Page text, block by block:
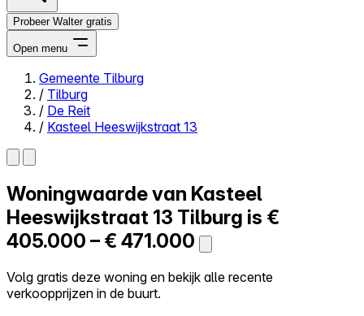
Probeer Walter gratis
Open menu
Close menu
Zelf kopen
Alles-in-één
Reviews
Prijzen
Log in
Probeer Walter gratis
Gemeente Tilburg
/ Tilburg
/ De Reit
/ Kasteel Heeswijkstraat 13
Woningwaarde van Kasteel
Heeswijkstraat 13 Tilburg is €
405.000 – € 471.000
Volg gratis deze woning en bekijk alle recente
verkoopprijzen in de buurt.